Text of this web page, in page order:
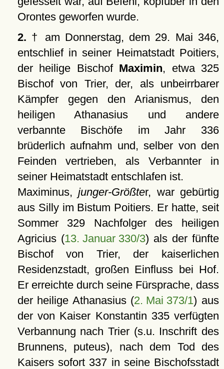
Orontes geworfen wurde.
2. † am Donnerstag, dem 29. Mai 346,
entschlief in seiner Heimatstadt Poitiers,
der heilige Bischof Maximin, etwa 325
Bischof von Trier, der, als unbeirrbarer
Kämpfer gegen den Arianismus, den
heiligen Athanasius und andere
verbannte Bischöfe im Jahr 336
brüderlich aufnahm und, selber von den
Feinden vertrieben, als Verbannter in
seiner Heimatstadt entschlafen ist.
Maximinus,junger-Größter, war gebürtig
aus Silly im Bistum Poitiers. Er hatte, seit
Sommer 329 Nachfolger des heiligen
Agricius (13. Januar 330/3) als der fünfte
Bischof von Trier, der kaiserlichen
Residenzstadt, großen Einfluss bei Hof.
Er erreichte durch seine Fürsprache, dass
der heilige Athanasius (2. Mai 373/1) aus
der von Kaiser Konstantin 335 verfügten
Verbannung nach Trier (s.u. Inschrift des
Brunnens, puteus), nach dem Tod des
Kaisers sofort 337 in seine Bischofsstadt